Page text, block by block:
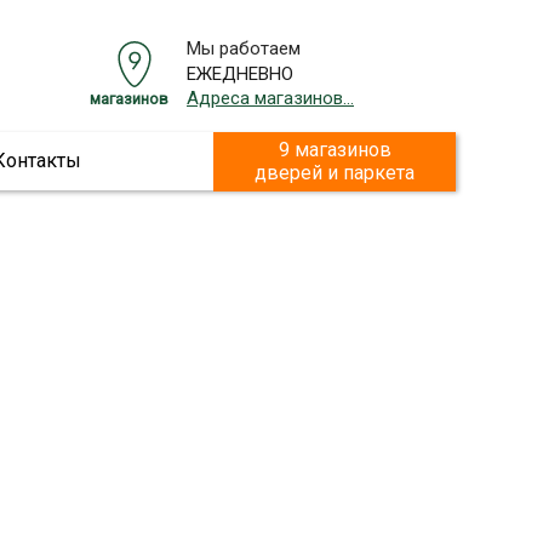
Мы работаем
ЕЖЕДНЕВНО
Адреса магазинов...
магазинов
9 магазинов
дверей и паркета